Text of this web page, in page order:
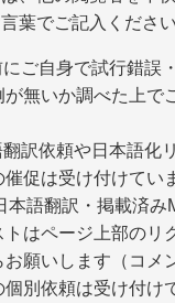
葉でご記入ください
ご自身で試行錯誤
が無いか調べた上で
訳依頼や日本語化
催促は受け付けてい
本語翻訳・掲載済み
トはページ上部のリ
お願いします（コメ
個別依頼は受け付け